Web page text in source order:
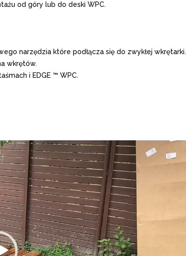
od góry lub do deski WPC.
narzędzia które podłącza się do zwykłej wkrętarki.
wkrętów.
i EDGE ™ WPC.